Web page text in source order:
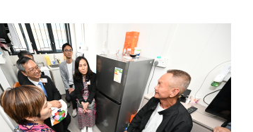
及社会互助网络等7大家庭能力。 苏凯君表
巧妙结合各界专业优势，创造多赢局面。在
方面，银行业策略伙伴为基层家庭提供专门
作坊，並设计高息户口和个人化理财指导。
实践並重的方式，不仅提升居民的理财知
元化，除了弱势青年，也包括更多高学歷的
、精神復原青年、有特殊学习需要的青年
在过去十年中，受惠人数共2,200位，当中有
了工作实习或影子学习，並批出共127个创